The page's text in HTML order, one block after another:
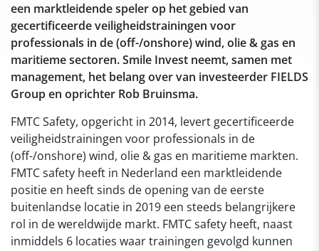
een marktleidende speler op het gebied van
gecertificeerde veiligheidstrainingen voor
professionals in de (off-/onshore) wind, olie & gas en
maritieme sectoren. Smile Invest neemt, samen met
management, het belang over van investeerder FIELDS
Group en oprichter Rob Bruinsma.
FMTC Safety, opgericht in 2014, levert gecertificeerde
veiligheidstrainingen voor professionals in de
(off-/onshore) wind, olie & gas en maritieme markten.
FMTC safety heeft in Nederland een marktleidende
positie en heeft sinds de opening van de eerste
buitenlandse locatie in 2019 een steeds belangrijkere
rol in de wereldwijde markt. FMTC safety heeft, naast
inmiddels 6 locaties waar trainingen gevolgd kunnen